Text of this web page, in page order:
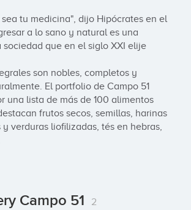
tu medicina", dijo Hipócrates en el
a lo sano y natural es una
que en el siglo XXI elije
son nobles, completos y
El portfolio de Campo 51
una lista de más de 100 alimentos
frutos secos, semillas, harinas
verduras liofilizadas, tés en hebras,
Campo 51 2